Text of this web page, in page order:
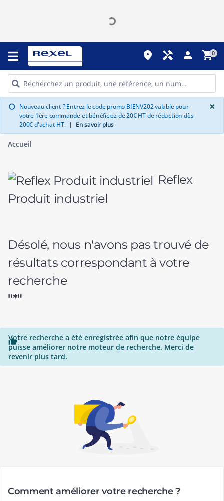
place handyman person shopping_cart0
info Nouveau client ? Entrez le code promo BIENV202 valable pour
votre 1ère commande et bénéficiez de 20€ HT de réduction dès
200€ d'achat HT. | En savoir plus
×
Accueil
Reflex
Produit industriel
Désolé, nous n'avons pas trouvé de
résultats correspondant à votre
recherche
"*"

Votre recherche a été enregistrée afin que notre équipe
puisse améliorer notre moteur de recherche. Merci de
revenir plus tard.
Comment améliorer votre recherche ?